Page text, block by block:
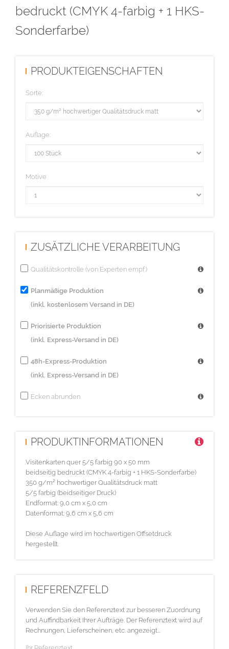
bedruckt (CMYK 4-farbig + 1 HKS-
Sonderfarbe)
PRODUKTEIGENSCHAFTEN
Sorte:
Auflage:
Motive
ZUSÄTZLICHE VERARBEITUNG
Qualitätskontrolle (von Experten empf.)
Planmäßige Produktion
(inkl. kostenlosem Versand in DE)
Priorisierte Produktion
(inkl. Express-Versand in DE)
48h-Express-Produktion
(inkl. Express-Versand in DE)
Ecken abrunden
PRODUKTINFORMATIONEN
Visitenkarten quer 5/5 farbig 90 x 50 mm
beidseitig bedruckt (CMYK 4-farbig + 1 HKS-Sonderfarbe)
350 g/m² hochwertiger Qualitätsdruck matt
5/5 farbig (beidseitiger Druck)
Endformat: 9,0 cm x 5,0 cm
Datenformat: 9,6 cm x 5,6 cm
Diese Auflage wird im hochwertigen Offsetdruck
hergestellt.
REFERENZFELD
Verwenden Sie den Referenztext zur besseren Zuordnung
und Auffindbarkeit Ihrer Aufträge. Der Referenztext wird auf
Rechnungen, Lieferscheinen, etc. angezeigt...